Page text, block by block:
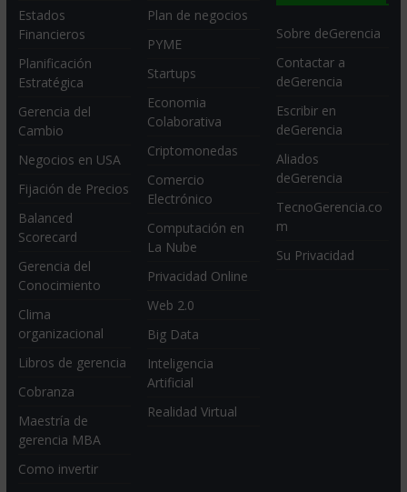
Estados
Financieros
Planificación
Estratégica
Gerencia del
Cambio
Negocios en USA
Fijación de Precios
Balanced
Scorecard
Gerencia del
Conocimiento
Clima
organizacional
Libros de gerencia
Cobranza
Maestría de
gerencia MBA
Como invertir
Plan de negocios
PYME
Startups
Economia
Colaborativa
Criptomonedas
Comercio
Electrónico
Computación en
La Nube
Privacidad Online
Web 2.0
Big Data
Inteligencia
Artificial
Realidad Virtual
Sobre deGerencia
Contactar a
deGerencia
Escribir en
deGerencia
Aliados
deGerencia
TecnoGerencia.co
m
Su Privacidad